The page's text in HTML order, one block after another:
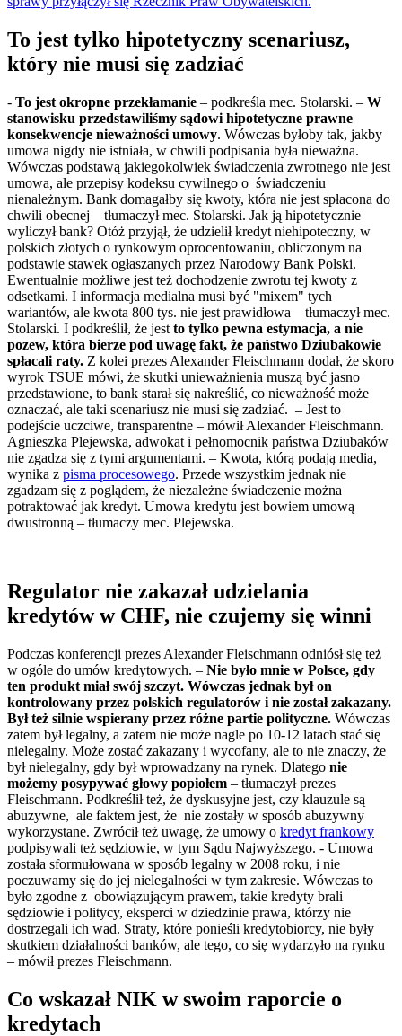
To jest tylko hipotetyczny scenariusz,
który nie musi się zadziać
- To jest okropne przekłamanie – podkreśla mec. Stolarski. – W
stanowisku przedstawiliśmy sądowi hipotetyczne prawne
konsekwencje nieważności umowy. Wówczas byłoby tak, jakby
umowa nigdy nie istniała, w chwili podpisania była nieważna.
Wówczas podstawą jakiegokolwiek świadczenia zwrotnego nie jest
umowa, ale przepisy kodeksu cywilnego o świadczeniu
nienależnym. Bank domagałby się kwoty, która nie jest spłacona do
chwili obecnej – tłumaczył mec. Stolarski. Jak ją hipotetycznie
wyliczył bank? Otóż przyjął, że udzielił kredyt niehipoteczny, w
polskich złotych o rynkowym oprocentowaniu, obliczonym na
podstawie stawek ogłaszanych przez Narodowy Bank Polski.
Ewentualnie możliwe jest też dochodzenie zwrotu tej kwoty z
odsetkami. I informacja medialna musi być "mixem" tych
wariantów, ale kwota 800 tys. nie jest prawidłowa – tłumaczył mec.
Stolarski. I podkreślił, że jest to tylko pewna estymacja, a nie
pozew, która bierze pod uwagę fakt, że państwo Dziubakowie
spłacali raty. Z kolei prezes Alexander Fleischmann dodał, że skoro
wyrok TSUE mówi, że skutki unieważnienia muszą być jasno
przedstawione, to bank starał się nakreślić, co nieważność może
oznaczać, ale taki scenariusz nie musi się zadziać. – Jest to
podejście uczciwe, transparentne – mówił Alexander Fleischmann.
Agnieszka Plejewska, adwokat i pełnomocnik państwa Dziubaków
nie zgadza się z tymi argumentami. – Kwota, którą podają media,
wynika z pisma procesowego. Przede wszystkim jednak nie
zgadzam się z poglądem, że niezależne świadczenie można
potraktować jak kredyt. Umowa kredytu jest bowiem umową
dwustronną – tłumaczy mec. Plejewska.
Regulator nie zakazał udzielania
kredytów w CHF, nie czujemy się winni
Podczas konferencji prezes Alexander Fleischmann odniósł się też
w ogóle do umów kredytowych. – Nie było mnie w Polsce, gdy
ten produkt miał swój szczyt. Wówczas jednak był on
kontrolowany przez polskich regulatorów i nie został zakazany.
Był też silnie wspierany przez różne partie polityczne. Wówczas
zatem był legalny, a zatem nie może nagle po 10-12 latach stać się
nielegalny. Może zostać zakazany i wycofany, ale to nie znaczy, że
był nielegalny, gdy był wprowadzany na rynek. Dlatego nie
możemy posypywać głowy popiołem – tłumaczył prezes
Fleischmann. Podkreślił też, że dyskusyjne jest, czy klauzule są
abuzywne, ale faktem jest, że nie zostały w sposób abuzywny
wykorzystane. Zwrócił też uwagę, że umowy o kredyt frankowy
podpisywali też sędziowie, w tym Sądu Najwyższego. - Umowa
została sformułowana w sposób legalny w 2008 roku, i nie
poczuwamy się do jej nielegalności w tym zakresie. Wówczas to
było zgodne z obowiązującym prawem, takie kredyty brali
sędziowie i politycy, eksperci w dziedzinie prawa, którzy nie
dostrzegali ich wad. Straty, które ponieśli kredytobiorcy, nie były
skutkiem działalności banków, ale tego, co się wydarzyło na rynku
– mówił prezes Fleischmann.
Co wskazał NIK w swoim raporcie o
kredytach